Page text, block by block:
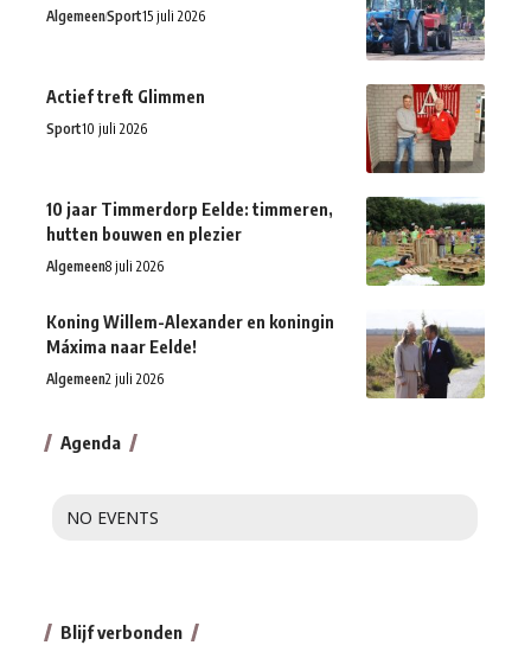
AlgemeenSport15 juli 2026
Actief treft Glimmen
Sport10 juli 2026
10 jaar Timmerdorp Eelde: timmeren,
hutten bouwen en plezier
Algemeen8 juli 2026
Koning Willem-Alexander en koningin
Máxima naar Eelde!
Algemeen2 juli 2026
Agenda
NO EVENTS
Blijf verbonden